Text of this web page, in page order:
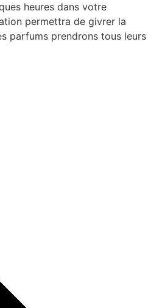
heures dans votre
permettra de givrer la
parfums prendrons tous leurs